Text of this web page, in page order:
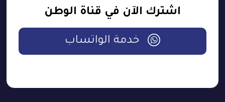
اشترك الآن في قناة الوطن
خدمة الواتساب